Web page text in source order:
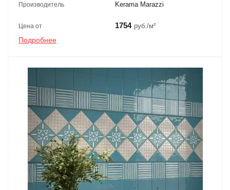
Производитель Kerama Marazzi
Цена от 1754 руб./м²
Подробнее